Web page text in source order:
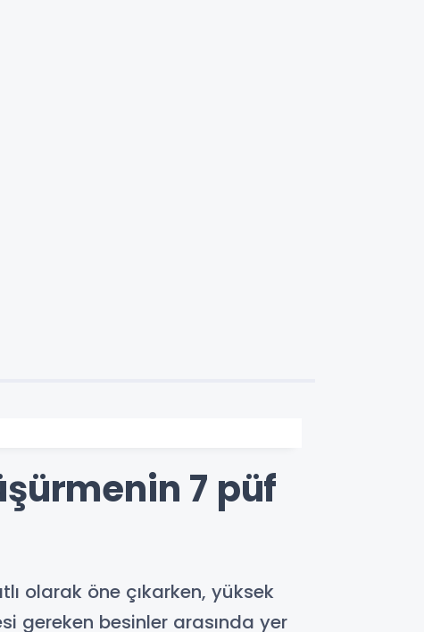
7 püf
olarak öne çıkarken, yüksek
gereken besinler arasında yer